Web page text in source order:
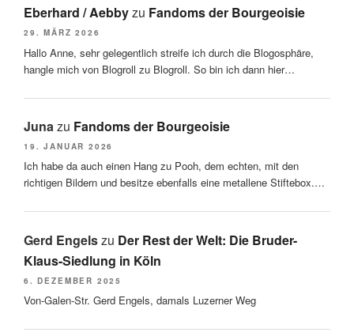
Eberhard / Aebbyzu Fandoms der Bourgeoisie
29. MÄRZ 2026
Hallo Anne, sehr gelegentlich streife ich durch die Blogosphäre,
hangle mich von Blogroll zu Blogroll. So bin ich dann hier…
Junazu Fandoms der Bourgeoisie
19. JANUAR 2026
Ich habe da auch einen Hang zu Pooh, dem echten, mit den
richtigen Bildern und besitze ebenfalls eine metallene Stiftebox.…
Gerd Engelszu Der Rest der Welt: Die Bruder-
Klaus-Siedlung in Köln
6. DEZEMBER 2025
Von-Galen-Str. Gerd Engels, damals Luzerner Weg